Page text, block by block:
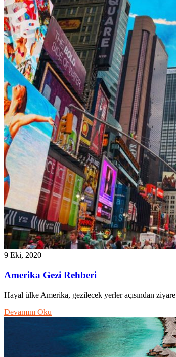
9 Eki, 2020
Amerika Gezi Rehberi
Hayal ülke Amerika, gezilecek yerler açısından
Devamını Oku